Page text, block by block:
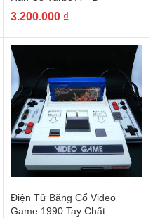
3.200.000 ₫
Điện Tử Băng Cổ Video
Game 1990 Tay Chất